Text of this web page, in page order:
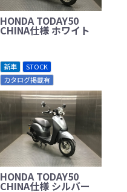
HONDA TODAY50
CHINA仕様 ホワイト
新車
STOCK
カタログ掲載有
HONDA TODAY50
CHINA仕様 シルバー